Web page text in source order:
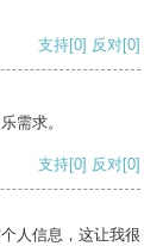
支持[0] 反对[0]
需求。
支持[0] 反对[0]
人信息，这让我很